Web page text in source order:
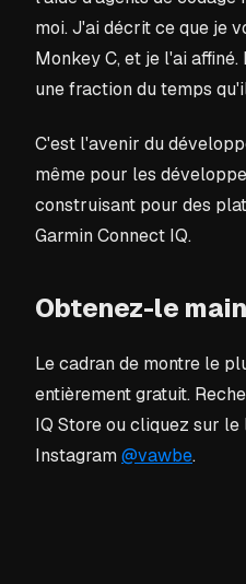
moi. J'ai décrit ce que je
Monkey C, et je l'ai
une fraction du temps
C'est l'avenir du
même pour les
construisant pour des
Garmin Connect IQ.
Obtenez-le
Le cadran de montre le
entièrement gratuit.
IQ Store ou cliquez sur le
Instagram@vawbe.